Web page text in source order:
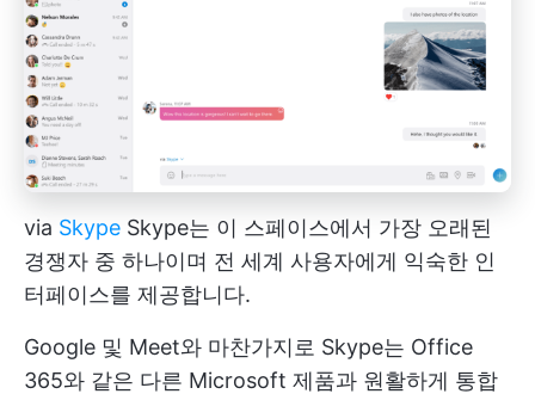
via Skype Skype는 이 스페이스에서 가장 오래된
경쟁자 중 하나이며 전 세계 사용자에게 익숙한 인
터페이스를 제공합니다.
Google 및 Meet와 마찬가지로 Skype는 Office
365와 같은 다른 Microsoft 제품과 원활하게 통합